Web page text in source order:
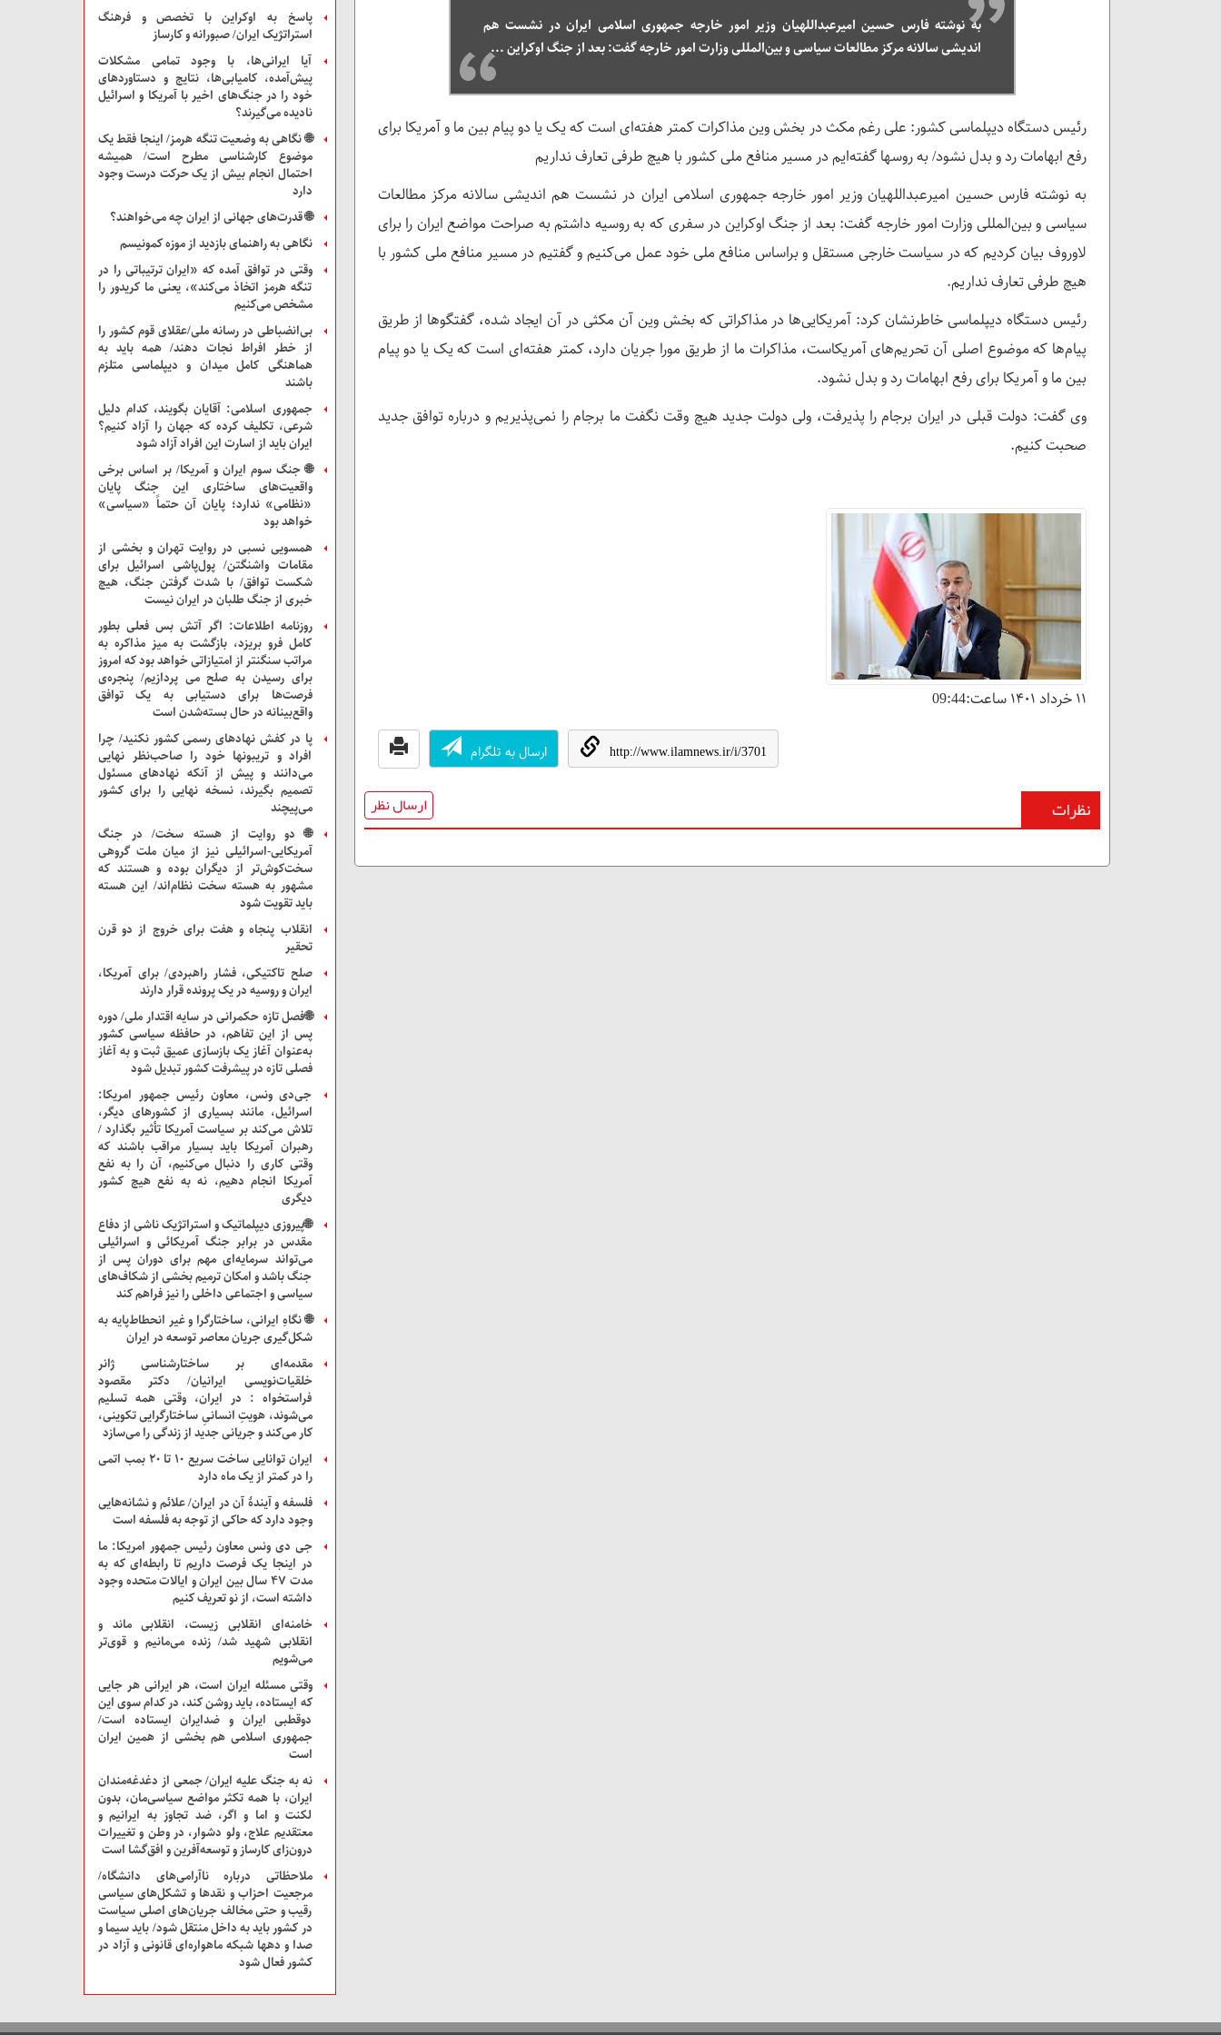
بی‌انضباطی در رسانه ملی/عقلای قوم کشور را از خطر افراط نجات دهند/ همه باید به هماهنگی کامل میدان و دیپلماسی متلزم باشند
به نوشته فارس حسین امیرعبداللهیان وزیر امور خارجه جمهوری اسلامی ایران در نشست هم
اندیشی سالانه مرکز مطالعات سیاسی و بین‌المللی وزارت امور خارجه گفت: بعد از جنگ اوکراین ...
رئیس دستگاه دیپلماسی کشور: علی رغم مکث در بخش وین مذاکرات کمتر هفته‌ای است که یک یا دو پیام بین ما و آمریکا برای
رفع ابهامات رد و بدل نشود/ به روسها گفته‌ایم در مسیر منافع ملی کشور با هیچ طرفی تعارف نداریم
به نوشته فارس حسین امیرعبداللهیان وزیر امور خارجه جمهوری اسلامی ایران در نشست هم اندیشی سالانه مرکز مطالعات
سیاسی و بین‌المللی وزارت امور خارجه گفت: بعد از جنگ اوکراین در سفری که به روسیه داشتم به صراحت مواضع ایران را برای
لاوروف بیان کردیم که در سیاست خارجی مستقل و براساس منافع ملی خود عمل می‌کنیم و گفتیم در مسیر منافع ملی کشور با
هیچ طرفی تعارف نداریم.
رئیس دستگاه دیپلماسی خاطرنشان کرد: آمریکایی‌ها در مذاکراتی که بخش وین آن مکثی در آن ایجاد شده، گفتگوها از طریق
پیام‌ها که موضوع اصلی آن تحریم‌های آمریکاست، مذاکرات ما از طریق مورا جریان دارد، کمتر هفته‌ای است که یک یا دو پیام
بین ما و آمریکا برای رفع ابهامات رد و بدل نشود.
وی گفت: دولت قبلی در ایران برجام را پذیرفت، ولی دولت جدید هیچ وقت نگفت ما برجام را نمی‌پذیریم و درباره توافق جدید
صحبت کنیم.
۱۱ خرداد ۱۴۰۱ ساعت:09:44
ارسال به تلگرام http://www.ilamnews.ir/i/3701
نظرات ارسال نظر
پاسخ به اوکراین با تخصص و فرهنگ
استراتژیک ایران/ صبورانه و کارساز
آیا ایرانی‌ها، با وجود تمامی مشکلات
پیش‌آمده، کامیابی‌ها، نتایج و دستاوردهای
خود را در جنگ‌های اخیر با آمریکا و اسرائیل
نادیده می‌گیرند؟
🌐 نگاهی به وضعیت تنگه هرمز/ اینجا فقط یک
موضوع کارشناسی مطرح است/ همیشه
احتمال انجام بیش از یک حرکت درست وجود
دارد
🌐 قدرت‌های جهانی از ایران چه می‌خواهند؟
نگاهی به راهنمای بازدید از موزه‌ کمونیسم
وقتی در توافق آمده که «ایران ترتیباتی را در
تنگه هرمز اتخاذ می‌کند»، یعنی ما کریدور را
مشخص می‌کنیم
بی‌انضباطی در رسانه ملی/عقلای قوم کشور را
از خطر افراط نجات دهند/ همه باید به
هماهنگی کامل میدان و دیپلماسی متلزم
باشند
جمهوری اسلامی: آقایان بگویند، کدام دلیل
شرعی، تکلیف کرده که جهان را آزاد کنیم؟
ایران باید از اسارت این افراد آزاد شود
🌐 جنگ سوم ایران و آمریکا/ بر اساس برخی
واقعیت‌های ساختاری این جنگ پایان
«نظامی» ندارد؛ پایان آن حتماً «سیاسی»
خواهد بود
همسویی نسبی در روایت تهران و بخشی از
مقامات واشنگتن/ پول‌پاشی اسرائیل برای
شکست توافق/ با شدت گرفتن جنگ، هیچ
خبری از جنگ طلبان در ایران نیست
روزنامه اطلاعات: اگر آتش بس فعلی بطور
کامل فرو بریزد، بازگشت به میز مذاکره به
مراتب سنگنتر از امتیازاتی خواهد بود که امروز
برای رسیدن به صلح می پردازیم/ پنجره‌ی
فرصت‌ها برای دستیابی به یک توافق
واقع‌بینانه در حال بسته‌شدن است
پا در کفش نهادهای رسمی کشور نکنید/ چرا
افراد و تریبونها خود را صاحب‌نظر نهایی
می‌دانند و پیش از آنکه نهادهای مسئول
تصمیم بگیرند، نسخه نهایی را برای کشور
می‌پیچند
🌐 دو روایت از هسته سخت/ در جنگ
آمریکایی-اسرائیلی نیز از میان ملت‌ گروهی
سخت‌کوش‌تر از دیگران بوده و هستند که
مشهور به هسته سخت نظام‌اند/ این هسته
باید تقویت شود
انقلاب پنجاه و هفت برای خروج از دو قرن
تحقیر
صلح تاکتیکی، فشار راهبردی/ برای آمریکا،
ایران و روسیه در یک پرونده قرار دارند
🌐فصل تازه حکمرانی در سایه اقتدار ملی/ دوره
پس از این تفاهم، در حافظه سیاسی کشور
به‌عنوان آغاز یک بازسازی عمیق ثبت و به آغاز
فصلی تازه در پیشرفت کشور تبدیل شود
جی‌دی ونس، معاون رئیس جمهور امریکا:
اسرائیل، مانند بسیاری از کشور‌های دیگر،
تلاش می‌کند بر سیاست آمریکا تأثیر بگذارد /
رهبران آمریکا باید بسیار مراقب باشند که
وقتی کاری را دنبال می‌کنیم، آن را به نفع
آمریکا انجام دهیم، نه به نفع هیچ کشور
دیگری
🌐پیروزی دیپلماتیک و استراتژیک ناشی از دفاع
مقدس در برابر جنگ آمریکائی و اسرائیلی
می‌تواند سرمایه‌ای مهم برای دوران پس از
جنگ باشد و امکان ترمیم بخشی از شکاف‌های
سیاسی و اجتماعی داخلی را نیز فراهم کند
🌐 نگاهِ ایرانی، ساختارگرا و غیر انحطاط‌پایه به
شکل‌گیری جریان معاصر توسعه در ایران
مقدمه‌ای بر ساختارشناسی ژانر
خلقیات‌نویسی ایرانیان/ دکتر مقصود
فراستخواه : در ایران، وقتی همه تسلیم
می‌شوند، هویتِ انسانیِ ساختارگرایی تکوینی،
کار می‌کند و جریانی جدید از زندگی را می‌سازد
ایران توانایی ساخت سریع ۱۰ تا ۲۰ بمب اتمی
را در کمتر از یک ماه دارد
فلسفه و آیندۀ آن در ایران/ علائم و نشانه‌هایی
وجود دارد که حاکی از توجه به فلسفه است
جی دی ونس معاون رئیس جمهور امریکا: ما
در اینجا یک فرصت داریم تا رابطه‌ای که به
مدت ۴۷ سال بین ایران و ایالات متحده وجود
داشته است، از نو تعریف کنیم
خامنه‌ای انقلابی زیست، انقلابی ماند و
انقلابی شهید شد/ زنده می‌مانیم و قوی‌تر
می‌شویم
وقتی مسئله ایران است، هر ایرانی هر جایی
که ایستاده، باید روشن کند، در کدام سوی این
دوقطبی ایران و ضدایران ایستاده است/
جمهوری اسلامی هم بخشی از همین ایران
است
نه به جنگ علیه ایران/ جمعی از دغدغه‌مندان
ایران، با همه تکثر مواضع سیاسی‌مان، بدون
لکنت و اما و اگر، ضد تجاوز به ایرانیم و
معتقدیم علاج، ولو دشوار، در وطن و تغییرات
درون‌زای کارساز و توسعه‌آفرین و افق‌گشا است
ملاحظاتی درباره ناآرامی‌های دانشگاه/
مرجعیت احزاب و نقدها و تشکل‌های سیاسی
رقیب و حتی مخالف جریان‌های اصلی سیاست
در کشور باید به داخل منتقل شود/ باید سیما و
صدا و دهها شبکه ماهواره‌ای قانونی و آزاد در
کشور فعال شود